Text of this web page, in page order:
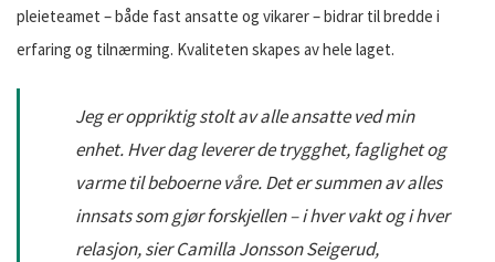
pleieteamet – både fast ansatte og vikarer – bidrar til bredde i
erfaring og tilnærming. Kvaliteten skapes av hele laget.
Jeg er oppriktig stolt av alle ansatte ved min
enhet. Hver dag leverer de trygghet, faglighet og
varme til beboerne våre. Det er summen av alles
innsats som gjør forskjellen – i hver vakt og i hver
relasjon, sier Camilla Jonsson Seigerud,